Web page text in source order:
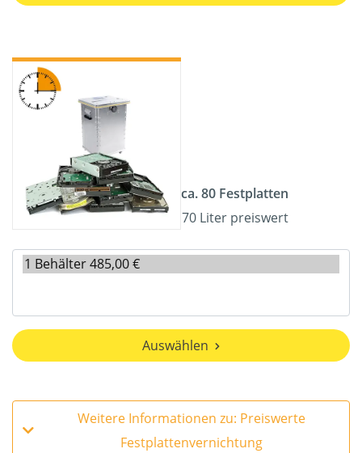
ca. 80 Festplatten
70 Liter preiswert
Auswählen
Weitere Informationen zu: Preiswerte
Festplattenvernichtung